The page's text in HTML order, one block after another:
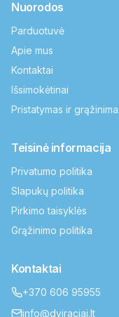
Nuorodos
Parduotuvė
Apie mus
Kontaktai
Išsimokėtinai
Pristatymas ir
Teisinė informacija
Privatumo politika
Slapukų politika
Pirkimo taisyklės
Grąžinimo politika
Kontaktai
+370 606 95955
info@dviraciai.lt